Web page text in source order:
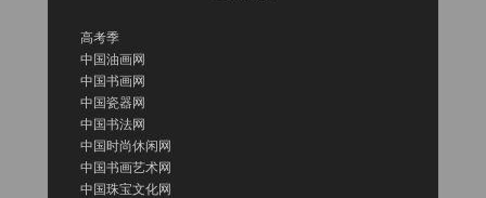
高考季
中国油画网
中国书画网
中国瓷器网
中国书法网
中国时尚休闲网
中国书画艺术网
中国珠宝文化网